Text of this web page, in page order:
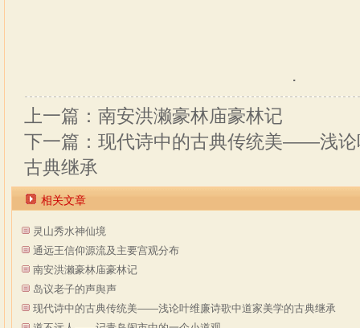
.
上一篇：南安洪濑豪林庙豪林记
下一篇：现代诗中的古典传统美——浅论
古典继承
相关文章
灵山秀水神仙境
通远王信仰源流及主要宫观分布
南安洪濑豪林庙豪林记
岛议老子的声舆声
现代诗中的古典传统美——浅论叶维廉诗歌中道家美学的古典继承